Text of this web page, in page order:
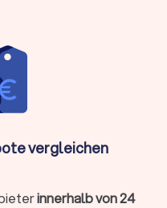
bieten ergänzende
und schneller machen:
Packen, Beschriftung
vergleichen
innerhalb von 24